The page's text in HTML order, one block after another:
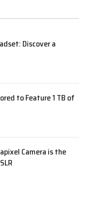
Discover a
to Feature 1 TB of
Camera is the